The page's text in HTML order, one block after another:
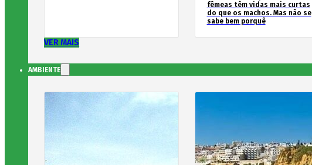
fêmeas têm vidas mais curtas
do que os machos. Mas não se
sabe bem porquê
VER MAIS
AMBIENTE